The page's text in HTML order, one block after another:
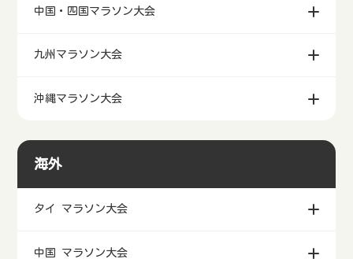
甲信越・北陸・東海ﾏﾗｿﾝ大会
近畿マラソン大会
中国・四国マラソン大会
九州マラソン大会
海外